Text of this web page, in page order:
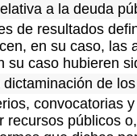
a la deuda
de resultados
en su caso,
su caso hubieren
de
convocatorias
recursos públicos